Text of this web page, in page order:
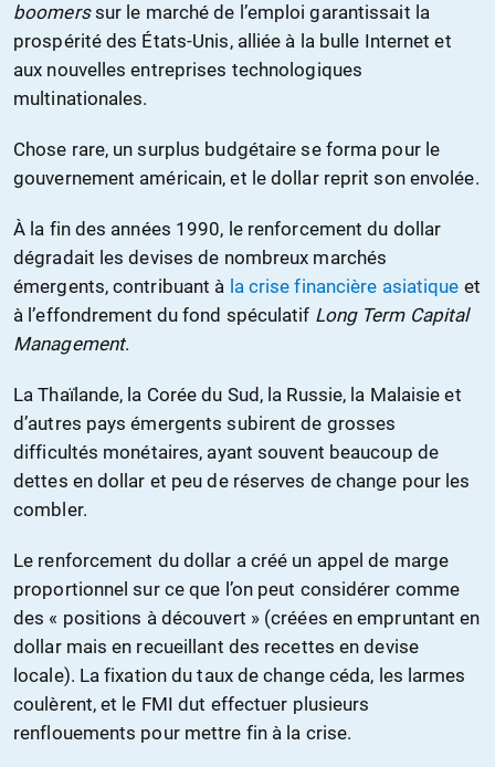
boomerssur le marché de l’emploi garantissait la
prospérité des États-Unis, alliée à la bulle Internet et
aux nouvelles entreprises technologiques
multinationales.
Chose rare, un surplus budgétaire se forma pour le
gouvernement américain, et le dollar reprit son envolée.
À la fin des années 1990, le renforcement du dollar
dégradait les devises de nombreux marchés
émergents, contribuant à la crise financière asiatique et
à l’effondrement du fond spéculatif Long Term Capital
Management.
La Thaïlande, la Corée du Sud, la Russie, la Malaisie et
d’autres pays émergents subirent de grosses
difficultés monétaires, ayant souvent beaucoup de
dettes en dollar et peu de réserves de change pour les
combler.
Le renforcement du dollar a créé un appel de marge
proportionnel sur ce que l’on peut considérer comme
des « positions à découvert » (créées en empruntant en
dollar mais en recueillant des recettes en devise
locale). La fixation du taux de change céda, les larmes
coulèrent, et le FMI dut effectuer plusieurs
renflouements pour mettre fin à la crise.